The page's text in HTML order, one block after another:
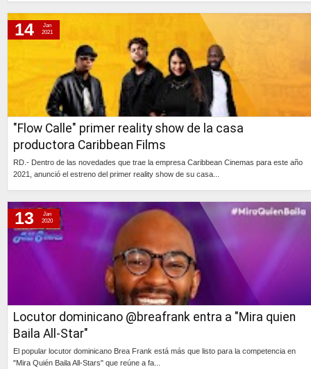
"Flow Calle" primer reality show de la casa
productora Caribbean Films
RD.- Dentro de las novedades que trae la empresa Caribbean Cinemas para este año
2021, anunció el estreno del primer reality show de su casa...
14
Jan
2021
Locutor dominicano @breafrank entra a "Mira quien
Baila All-Star"
El popular locutor dominicano Brea Frank está más que listo para la competencia en
"Mira Quién Baila All-Stars" que reúne a fa...
13
Jan
2020